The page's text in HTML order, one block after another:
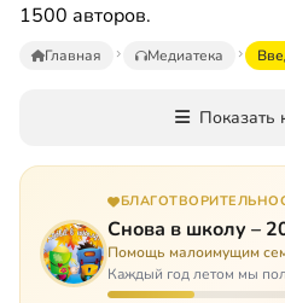
1500 авторов.
Главная Медиатека
Показать
Снова в школу –
Помощь малоимущим
Каждый год летом мы
России: помогите